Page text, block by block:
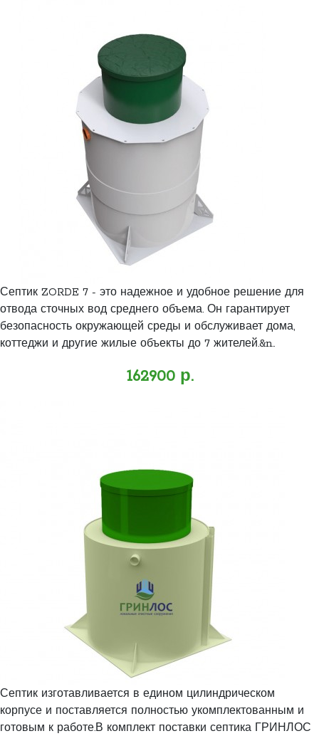
Септик ZORDE 7 - это надежное и удобное решение для
отвода сточных вод среднего объема. Он гарантирует
безопасность окружающей среды и обслуживает дома,
коттеджи и другие жилые объекты до 7 жителей.&n..
162900 р.
Септик изготавливается в едином цилиндрическом
корпусе и поставляется полностью укомплектованным и
готовым к работе.В комплект поставки септика ГРИНЛОС